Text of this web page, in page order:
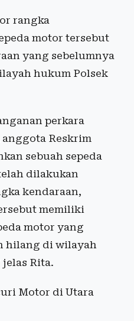
rangka
motor tersebut
yang sebelumnya
hukum Polsek
perkara
Reskrim
sebuah sepeda
dilakukan
kendaraan,
memiliki
motor yang
hilang di wilayah
Rita.
Motor di Utara